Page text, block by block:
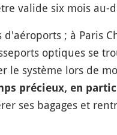
valide six mois au-
; à Paris
optiques se
le système lors de
précieux, en
ses bagages et